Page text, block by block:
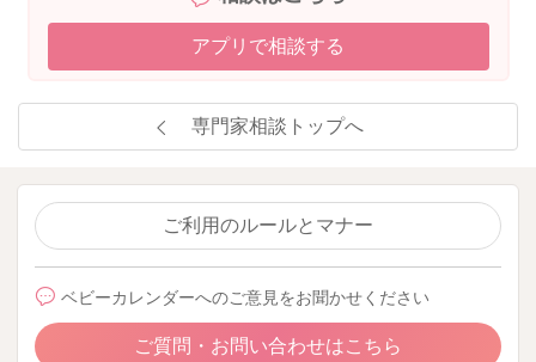
アプリで相談する
専門家相談トップへ
ご利用のルールとマナー
ベビーカレンダーへのご意見をお聞かせください
ご質問・お問い合わせはこちら